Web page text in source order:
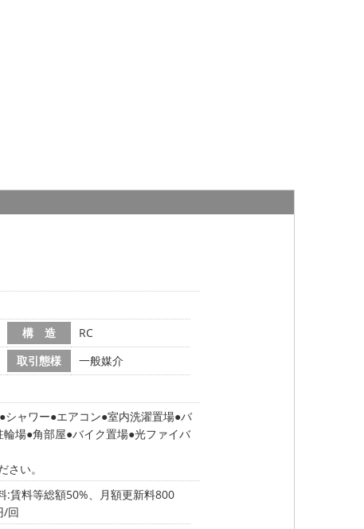
構 造
RC
取引態様
一般媒介
シャワー エアコン 室内洗濯置場 バ
輪場 角部屋 バイク置場 光ファイバ
い。
賃料等総額50%、月額更新料800
/回